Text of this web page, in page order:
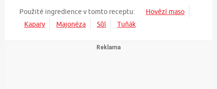
Použité ingredience v tomto receptu:
Hovězí maso
Kapary
Majonéza Sůl Tuňák